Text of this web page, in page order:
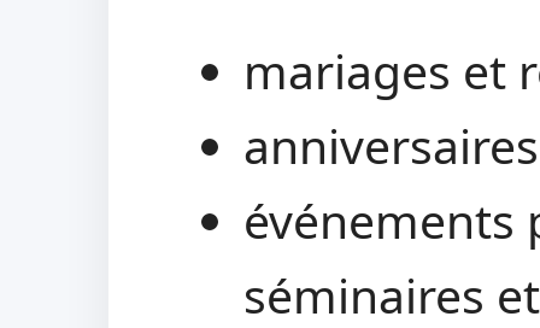
mariages et
événements
séminaires